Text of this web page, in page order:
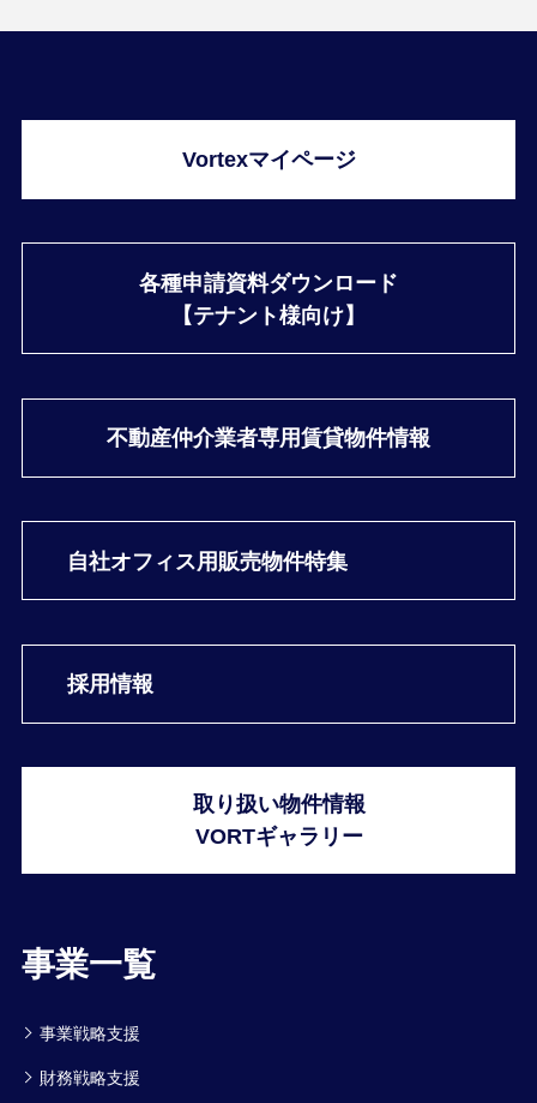
Vortexマイページ
各種申請資料ダウンロード
【テナント様向け】
不動産仲介業者専用賃貸物件情報
自社オフィス用販売物件特集
採用情報
事業一覧
事業戦略支援
財務戦略支援
取り扱い物件情報
VORTギャラリー